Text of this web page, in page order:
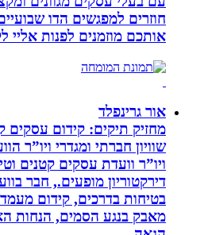
חוזרים למפגשים הדו שבועיים
אותכם מוזמנים לפנות אליי לקבל
אור גרינפלד
מחזיק תיקים: קידום עסקים קטנים
שוויון חברתי ומגדרי ויו”ר הוועדה
ויו”ר וועדת עסקים קטנים וטיפוח
דירקטוריון מופעים., חבר
בטיחות בדרכים, קידום מעמד
מאבק בנגע הסמים, הנחות